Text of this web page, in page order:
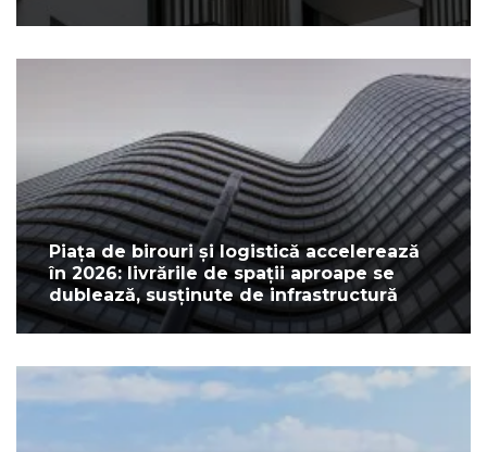
Piața de birouri și logistică accelerează
în 2026: livrările de spații aproape se
dublează, susținute de infrastructură